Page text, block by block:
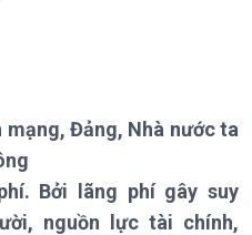
Chuyên mục
Theo dòng Thời sự
Đảng, Nhà nước ta
Bởi lãng phí gây suy
nguồn lực tài chính,